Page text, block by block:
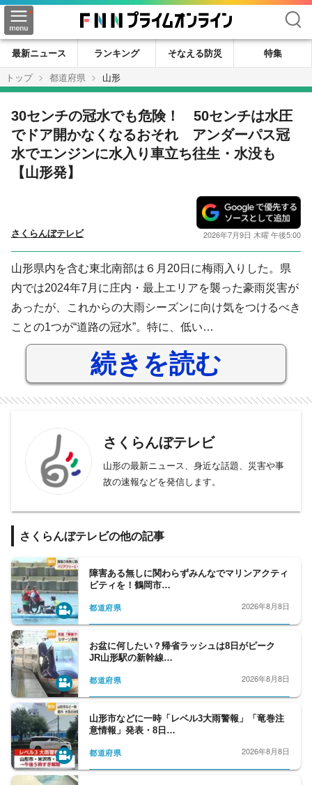
検索
最新ニュース ランキング そなえる防災
特集
トップ
都道府県 山形
30センチの冠水でも危険！ 50センチは水圧
でドア開かなくなるおそれ アンダーパス冠
水でエンジンに水入り車立ち往生・水没も
【山形発】
さくらんぼテレビ 2026年7月9日 木曜 午後5:00
山形県内を含む東北南部は６月20日に梅雨入りした。県
内では2024年7月に庄内・最上エリアを襲った豪雨災害が
あったが、これからの大雨シーズンに向け気をつけるべき
ことの1つが“道路の冠水”。特に、低い…
続きを読む
さくらんぼテレビ
山形の最新ニュース、身近な話題、災害や事
故の速報などを発信します。
さくらんぼテレビの他の記事
障害ある無しに関わらずみんなでマリンアクティ
ビティを！鶴岡市…
都道府県 2026年8月8日
お盆に何したい？帰省ラッシュは8日がピーク
JR山形駅の新幹線…
都道府県 2026年8月8日
山形市などに一時「レベル3大雨警報」「竜巻注
意情報」発表・8日…
都道府県 2026年8月8日